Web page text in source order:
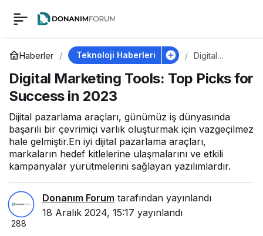
Haberler Teknoloji Haberleri
Digital
Tools: Top
Picks for
Digital Marketing Tools: Top Picks for
Success in 2023
Dijital pazarlama araçları, günümüz iş dünyasında
başarılı bir çevrimiçi varlık oluşturmak için vazgeçilmez
hale gelmiştir.En iyi dijital pazarlama araçları,
markaların hedef kitlelerine ulaşmalarını ve etkili
kampanyalar yürütmelerini sağlayan yazılımlardır.
Donanım Forum tarafından yayınlandı
18 Aralık 2024, 15:17 yayınlandı
288
Digital Marketing
Tools: Top Picks for
Success in 2023